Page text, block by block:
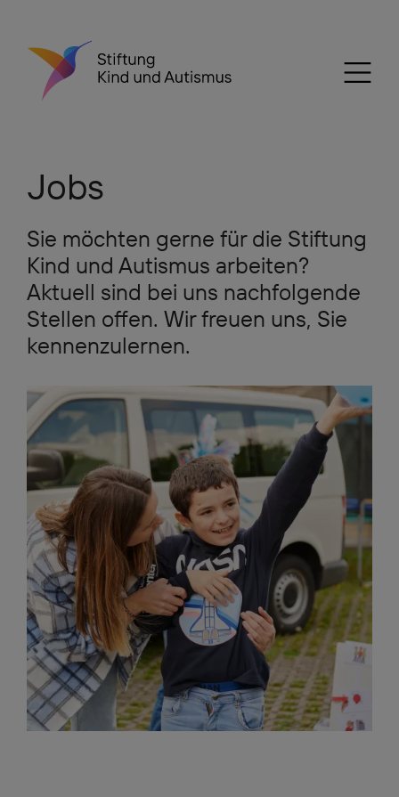
Jobs
Sie möchten gerne für die Stiftung
Kind und Autismus arbeiten?
Aktuell sind bei uns nachfolgende
Stellen offen. Wir freuen uns, Sie
kennenzulernen.